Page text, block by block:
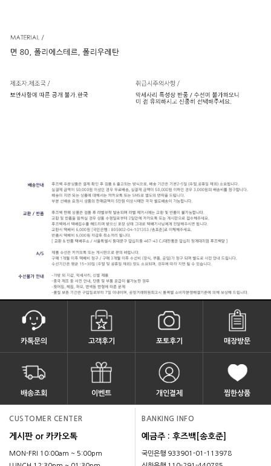
카톡문의 고객후기 포토후기 매장방문
배송조회 이벤트 개인결제 찜한상품
CUSTOMER CENTER
게시판 or 카카오톡
MON-FRI 10:00am ~ 5:00pm
BANKING INFO
예금주 : 후즈백[송호준]
국민은행 933901-01-113978